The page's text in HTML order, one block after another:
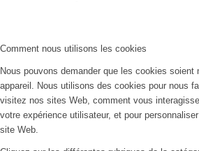
Comment nous utilisons les cookies
Nous pouvons demander que les cookies
appareil. Nous utilisons des cookies pour nous
visitez nos sites Web, comment vous
votre expérience utilisateur, et pour
site Web.